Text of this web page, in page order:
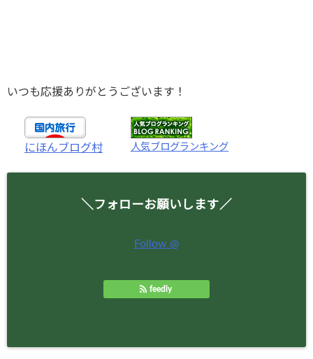
いつも応援ありがとうございます！
にほんブログ村 人気ブログランキング
＼フォローお願いします／
Follow @
feedly